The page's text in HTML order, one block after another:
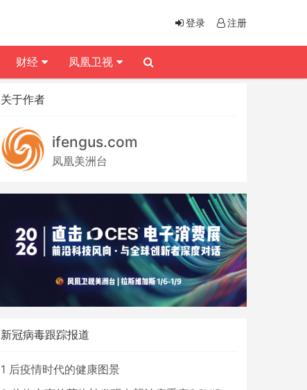
关于作者
ifengus.com
凤凰美洲台
新冠病毒跟踪报道
1 后疫情时代的健康图景
登录 注册
财经 凤凰卫视